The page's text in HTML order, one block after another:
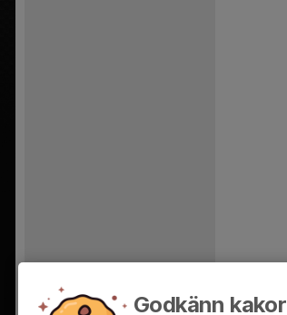
Godkänn kakor